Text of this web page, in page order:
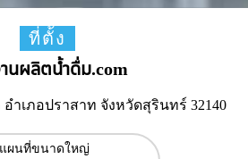
ที่ตั้ง
านผลิตน้ำดื่ม.com
อำเภอปราสาท จังหวัดสุรินทร์ 32140
ผนที่ขนาดใหญ่